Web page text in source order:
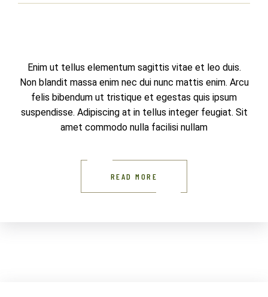
Enim ut tellus elementum sagittis vitae et leo duis.
Non blandit massa enim nec dui nunc mattis enim. Arcu
felis bibendum ut tristique et egestas quis ipsum
suspendisse. Adipiscing at in tellus integer feugiat. Sit
amet commodo nulla facilisi nullam
READ MORE